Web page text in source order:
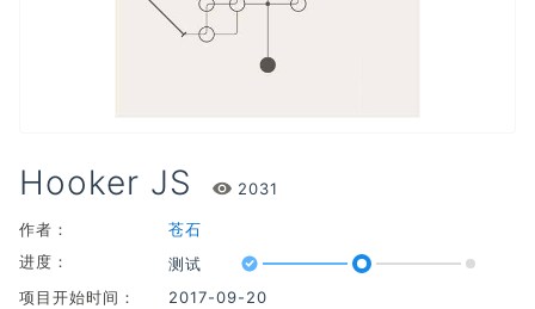
Hooker JS 2031
作者：
苍石
进度：
测试
开发
Progress: 50%
项目开始时间：
2017-09-20